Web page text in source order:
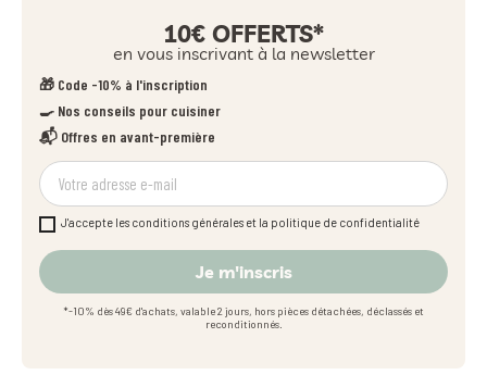
10€ OFFERTS*
en vous inscrivant à la newsletter
🎁 Code -10% à l'inscription
🍳 Nos conseils pour cuisiner
📬 Offres en avant-première
J'accepte les conditions générales et la politique de confidentialité
Je m'inscris
*-10% dès 49€ d'achats, valable 2 jours, hors pièces détachées, déclassés et
reconditionnés.